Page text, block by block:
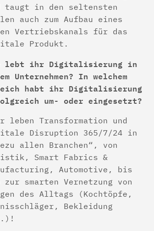
taugt in den seltensten
auch zum Aufbau eines
Vertriebskanals für das
Produkt.
lebt ihr Digitalisierung in
Unternehmen? In welchem
habt ihr Digitalisierung
um- oder eingesetzt?
leben Transformation und
Disruption 365/7/24 in
allen Branchen“, von
Smart Fabrics &
Automotive, bis
zur smarten Vernetzung von
des Alltags (Kochtöpfe,
Bekleidung